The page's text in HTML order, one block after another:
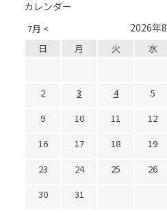
カレンダー
7月 < 2026年
日 月 火 水
2
3 4 5
9
10 11 12
16
17 18 19
23
24 25 26
30
31